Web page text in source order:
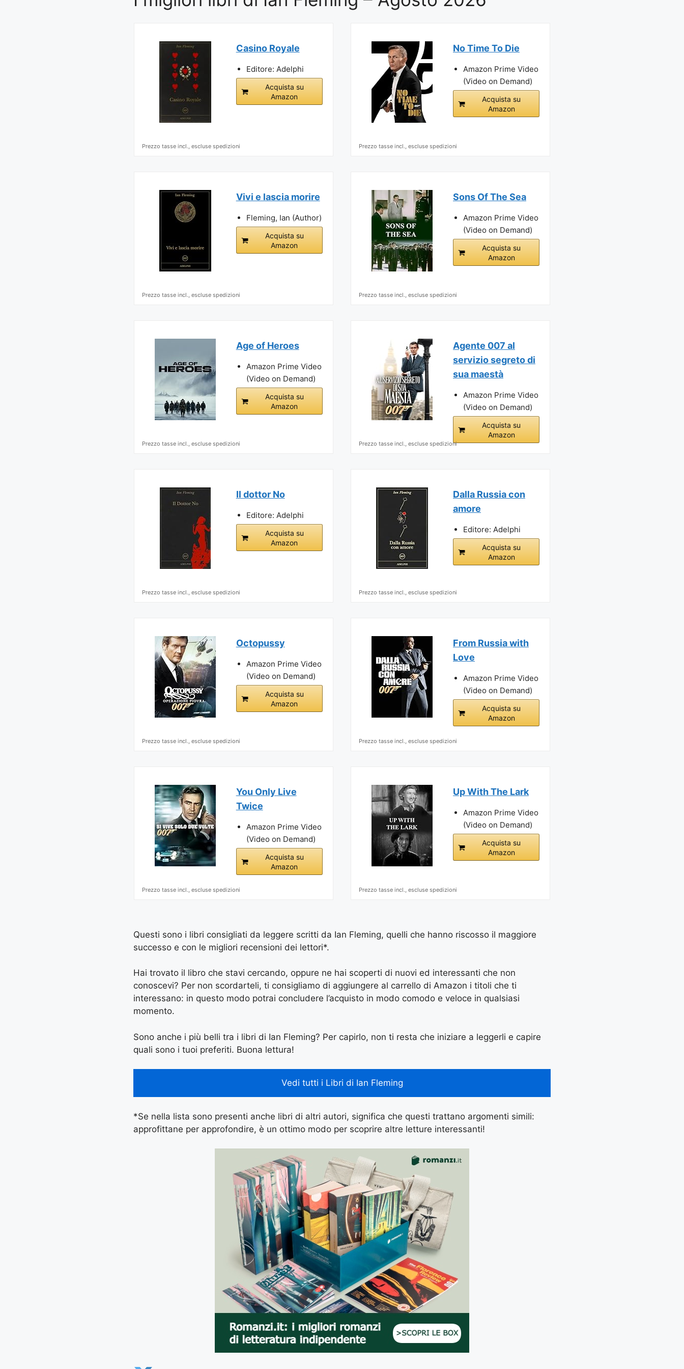
Casino Royale
Editore: Adelphi
Acquista su
Amazon
Prezzo tasse incl., escluse spedizioni
No Time To Die
Amazon Prime Video
(Video on Demand)
Acquista su
Amazon
Prezzo tasse incl., escluse spedizioni
Vivi e lascia morire
Fleming, Ian (Author)
Acquista su
Amazon
Prezzo tasse incl., escluse spedizioni
Sons Of The Sea
Amazon Prime Video
(Video on Demand)
Acquista su
Amazon
Prezzo tasse incl., escluse spedizioni
Age of Heroes
Amazon Prime Video
(Video on Demand)
Acquista su
Amazon
Prezzo tasse incl., escluse spedizioni
Agente 007 al
servizio segreto di
sua maestà
Amazon Prime Video
(Video on Demand)
Acquista su
Amazon
Prezzo tasse incl., escluse spedizioni
Il dottor No
Editore: Adelphi
Acquista su
Amazon
Prezzo tasse incl., escluse spedizioni
Dalla Russia con
amore
Editore: Adelphi
Acquista su
Amazon
Prezzo tasse incl., escluse spedizioni
Octopussy
Amazon Prime Video
(Video on Demand)
Acquista su
Amazon
Prezzo tasse incl., escluse spedizioni
From Russia with
Love
Amazon Prime Video
(Video on Demand)
Acquista su
Amazon
Prezzo tasse incl., escluse spedizioni
You Only Live
Twice
Amazon Prime Video
(Video on Demand)
Acquista su
Amazon
Prezzo tasse incl., escluse spedizioni
Up With The Lark
Amazon Prime Video
(Video on Demand)
Acquista su
Amazon
Prezzo tasse incl., escluse spedizioni
Questi sono i libri consigliati da leggere scritti da Ian Fleming, quelli che hanno riscosso il maggiore
successo e con le migliori recensioni dei lettori*.
Hai trovato il libro che stavi cercando, oppure ne hai scoperti di nuovi ed interessanti che non
conoscevi? Per non scordarteli, ti consigliamo di aggiungere al carrello di Amazon i titoli che ti
interessano: in questo modo potrai concludere l’acquisto in modo comodo e veloce in qualsiasi
momento.
Sono anche i più belli tra i libri di Ian Fleming? Per capirlo, non ti resta che iniziare a leggerli e capire
quali sono i tuoi preferiti. Buona lettura!
Vedi tutti i Libri di Ian Fleming
*Se nella lista sono presenti anche libri di altri autori, significa che questi trattano argomenti simili:
approfittane per approfondire, è un ottimo modo per scoprire altre letture interessanti!